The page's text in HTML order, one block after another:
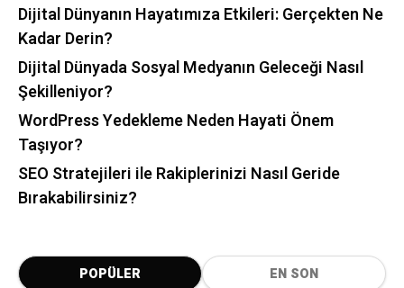
Dijital Dünyanın Hayatımıza Etkileri: Gerçekten Ne
Kadar Derin?
Dijital Dünyada Sosyal Medyanın Geleceği Nasıl
Şekilleniyor?
WordPress Yedekleme Neden Hayati Önem
Taşıyor?
SEO Stratejileri ile Rakiplerinizi Nasıl Geride
Bırakabilirsiniz?
POPÜLER EN SON